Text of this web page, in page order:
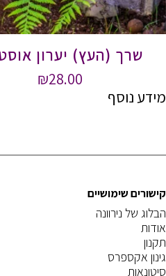
שרך (העץ) יערון
₪28.00
מידע נוסף
קישורים שימושיים
הבלוג של נירוונה
אודות
תקנון
גינון אקספרס
סיטונאות